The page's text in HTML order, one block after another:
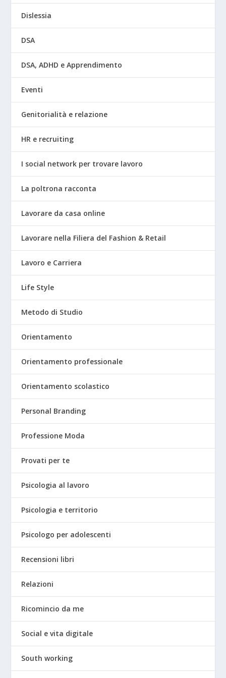
Dislessia
DSA
DSA, ADHD e Apprendimento
Eventi
Genitorialità e relazione
HR e recruiting
I social network per trovare lavoro
La poltrona racconta
Lavorare da casa online
Lavorare nella Filiera del Fashion & Retail
Lavoro e Carriera
Life Style
Metodo di Studio
Orientamento
Orientamento professionale
Orientamento scolastico
Personal Branding
Professione Moda
Provati per te
Psicologia al lavoro
Psicologia e territorio
Psicologo per adolescenti
Recensioni libri
Relazioni
Ricomincio da me
Social e vita digitale
South working